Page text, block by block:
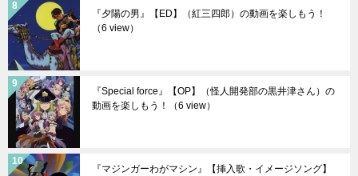
『夕陽の男』【ED】（紅三四郎）の動画を楽しもう！
（6 view）
『Special force』【OP】（怪人開発部の黒井津さん）の
動画を楽しもう！
（6 view）
『マジンガーわがマシン』【挿入歌・イメージソング】